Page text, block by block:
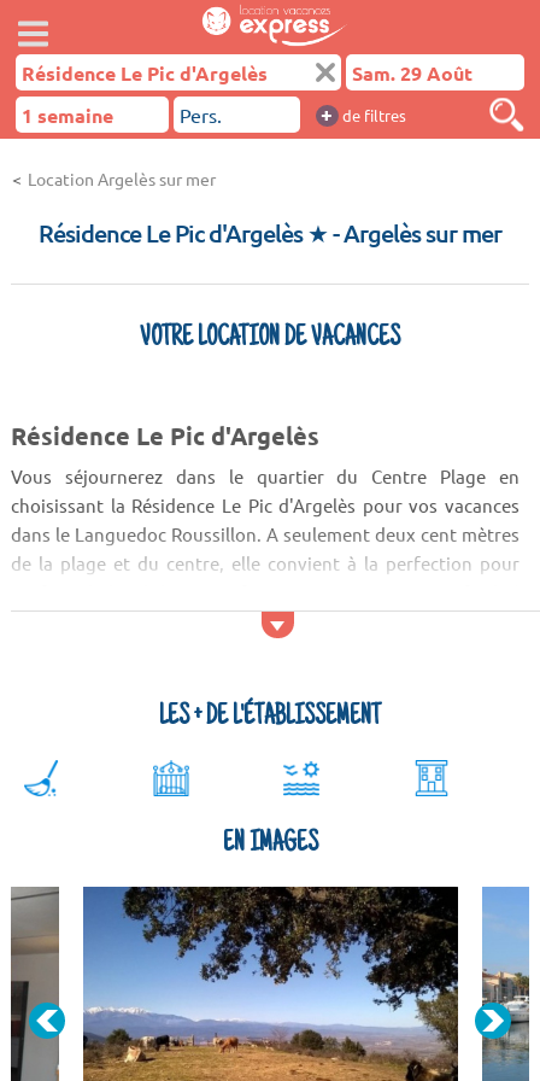
+ de filtres
Location Argelès sur mer
Résidence Le Pic d'Argelès ★- Argelès sur mer
VOTRE LOCATION DE VACANCES
Résidence Le Pic d'Argelès
Vous séjournerez dans le quartier du Centre Plage en
choisissant la Résidence Le Pic d'Argelès pour vos vacances
dans le Languedoc Roussillon. A seulement deux cent mètres
de la plage et du centre, elle convient à la perfection pour
grâce aux commerces voisins. Animé, le quartier vous donne
LES + DE L'ÉTABLISSEMENT
EN IMAGES